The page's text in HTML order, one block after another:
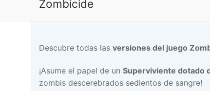
Zombicide
Descubre todas las versiones del juego
¡Asume el papel de un Superviviente dotado
zombis descerebrados sedientos de sangre!